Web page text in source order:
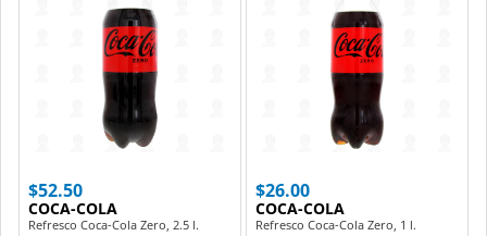
$52.50
COCA-COLA
Refresco Coca-Cola Zero, 2.5 l.
$26.00
COCA-COLA
Refresco Coca-Cola Zero, 1 l.